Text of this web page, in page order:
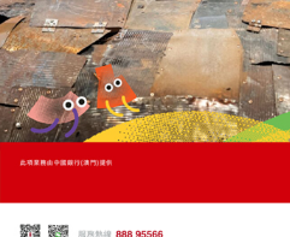
01/07/2026 16236